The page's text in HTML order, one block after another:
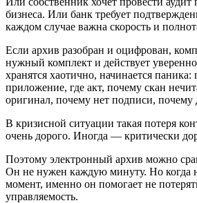
бизнеса. Или банк требует
каждом случае важна скорость и
Если архив разобран и оцифрован,
нужный комплект и действует
хранятся хаотично, начинается паника:
приложение, где акт, почему скан
оригинал, почему нет подписи, почему
В кризисной ситуации такая потеря
очень дорого. Иногда — критически
Поэтому электронный архив можно
Он не нужен каждую минуту. Но когда
момент, именно он помогает не
управляемость.